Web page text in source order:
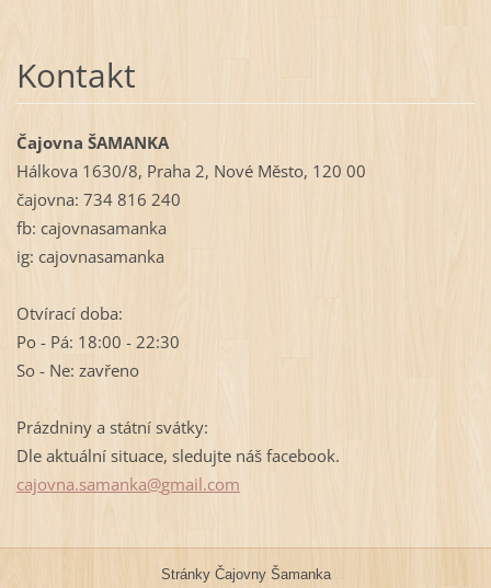
Kontakt
Čajovna ŠAMANKA
Hálkova 1630/8, Praha 2, Nové Město, 120 00
čajovna: 734 816 240
fb: cajovnasamanka
ig: cajovnasamanka
Otvírací doba:
Po - Pá: 18:00 - 22:30
So - Ne: zavřeno
Prázdniny a státní svátky:
Dle aktuální situace, sledujte náš facebook.
cajovna.samanka@gmail.com
Stránky Čajovny Šamanka